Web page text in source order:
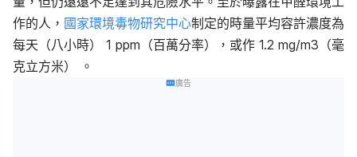
作的人， 國家環境毒物研究中心制定的時量平均容許濃度為
每天（八小時） 1 ppm（百萬分率），或作 1.2 mg/m3 （毫
克立方米） 。
廣告